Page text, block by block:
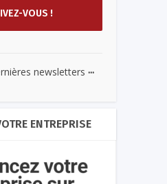
newsletters ...
ENTREPRISE